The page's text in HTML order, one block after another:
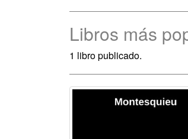
Libros más
1 libro publicado.